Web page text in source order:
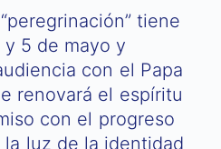
tiene
5 de mayo y
con el Papa
renovará el espíritu
con el progreso
luz de la identidad